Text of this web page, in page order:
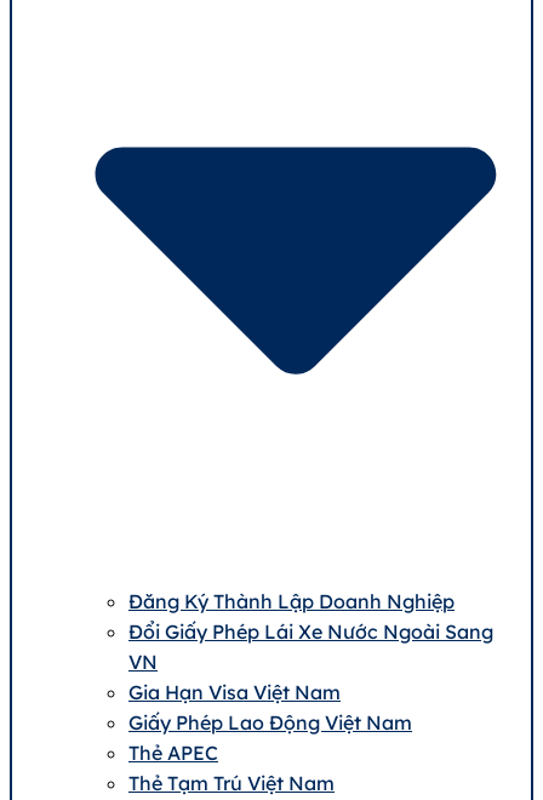
Đăng Ký Thành Lập Doanh Nghiệp
Đổi Giấy Phép Lái Xe Nước Ngoài Sang
VN
Gia Hạn Visa Việt Nam
Giấy Phép Lao Động Việt Nam
Thẻ APEC
Thẻ Tạm Trú Việt Nam